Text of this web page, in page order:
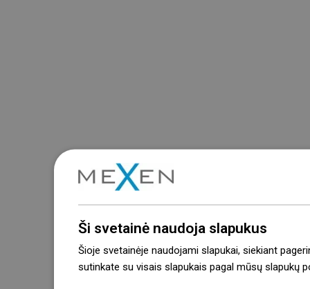
Ši svetainė naudoja slapukus
Šioje svetainėje naudojami slapukai, siekiant
sutinkate su visais slapukais pagal mūsų slapukų